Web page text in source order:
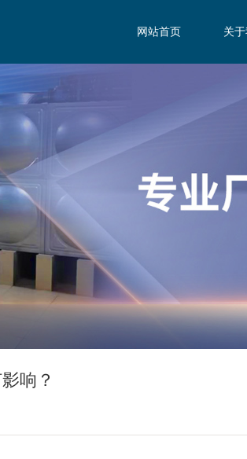
网站首页 关
响？